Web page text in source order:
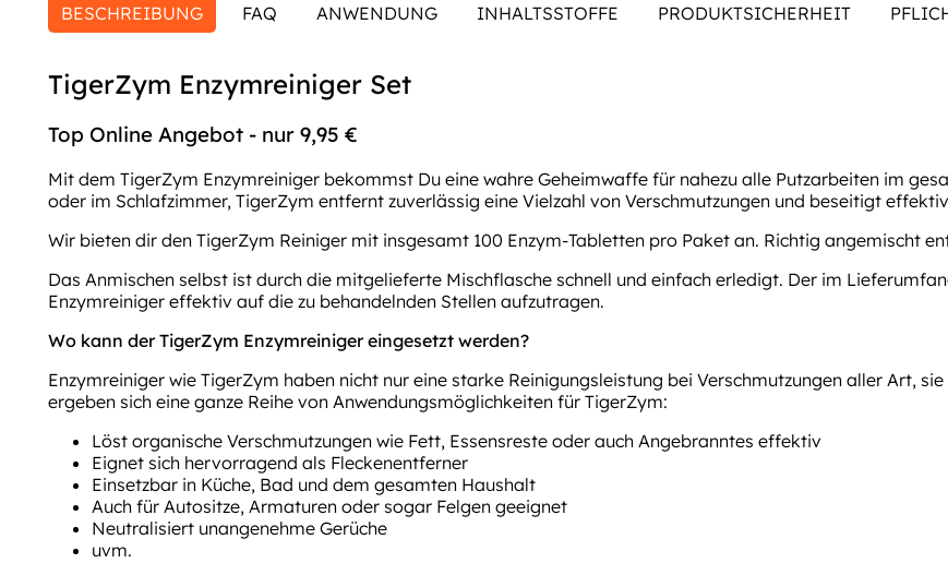
BESCHREIBUNG FAQ ANWENDUNG INHALTSSTOFFE PRODUKTSICHERHEIT
TigerZym Enzymreiniger Set
Top Online Angebot - nur 9,95 €
Mit dem TigerZym Enzymreiniger bekommst Du eine wahre Geheimwaffe für nahezu alle Putzarbeiten im
oder im Schlafzimmer, TigerZym entfernt zuverlässig eine Vielzahl von Verschmutzungen und beseitigt
Wir bieten dir den TigerZym Reiniger mit insgesamt 100 Enzym-Tabletten pro Paket an. Richtig angemischt
Das Anmischen selbst ist durch die mitgelieferte Mischflasche schnell und einfach erledigt. Der im
Enzymreiniger effektiv auf die zu behandelnden Stellen aufzutragen.
Wo kann der TigerZym Enzymreiniger eingesetzt werden?
Enzymreiniger wie TigerZym haben nicht nur eine starke Reinigungsleistung bei Verschmutzungen aller Art,
ergeben sich eine ganze Reihe von Anwendungsmöglichkeiten für TigerZym:
Löst organische Verschmutzungen wie Fett, Essensreste oder auch Angebranntes effektiv
Eignet sich hervorragend als Fleckenentferner
Einsetzbar in Küche, Bad und dem gesamten Haushalt
Auch für Autositze, Armaturen oder sogar Felgen geeignet
Neutralisiert unangenehme Gerüche
uvm.